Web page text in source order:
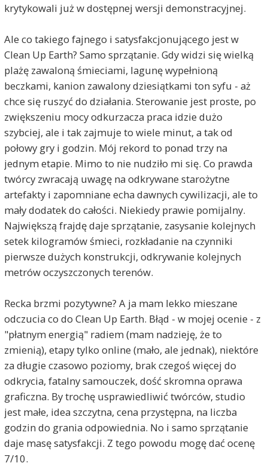
krytykowali już w dostępnej wersji demonstracyjnej.
Ale co takiego fajnego i satysfakcjonującego jest w
Clean Up Earth? Samo sprzątanie. Gdy widzi się wielką
plażę zawaloną śmieciami, lagunę wypełnioną
beczkami, kanion zawalony dziesiątkami ton syfu - aż
chce się ruszyć do działania. Sterowanie jest proste, po
zwiększeniu mocy odkurzacza praca idzie dużo
szybciej, ale i tak zajmuje to wiele minut, a tak od
połowy gry i godzin. Mój rekord to ponad trzy na
jednym etapie. Mimo to nie nudziło mi się. Co prawda
twórcy zwracają uwagę na odkrywane starożytne
artefakty i zapomniane echa dawnych cywilizacji, ale to
mały dodatek do całości. Niekiedy prawie pomijalny.
Największą frajdę daje sprzątanie, zasysanie kolejnych
setek kilogramów śmieci, rozkładanie na czynniki
pierwsze dużych konstrukcji, odkrywanie kolejnych
metrów oczyszczonych terenów.
Recka brzmi pozytywne? A ja mam lekko mieszane
odczucia co do Clean Up Earth. Błąd - w mojej ocenie - z
"płatnym energią" radiem (mam nadzieję, że to
zmienią), etapy tylko online (mało, ale jednak), niektóre
za długie czasowo poziomy, brak czegoś więcej do
odkrycia, fatalny samouczek, dość skromna oprawa
graficzna. By trochę usprawiedliwić twórców, studio
jest małe, idea szczytna, cena przystępna, na liczba
godzin do grania odpowiednia. No i samo sprzątanie
daje masę satysfakcji. Z tego powodu mogę dać ocenę
7/10.